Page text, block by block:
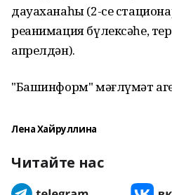
дауаханаһы (2-се
реанимация бүлексәһе,
апрелдән).
"Башинформ" мәғлүмәт
Лена Хайруллина
Читайте нас